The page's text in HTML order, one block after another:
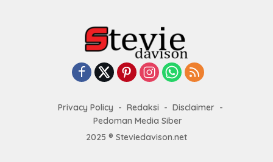
Privacy Policy Redaksi
Disclaimer
Pedoman Media Siber
2025 ® Steviedavison.net